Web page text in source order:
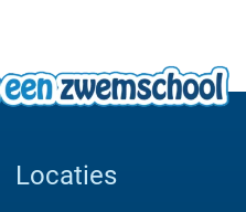
Locaties